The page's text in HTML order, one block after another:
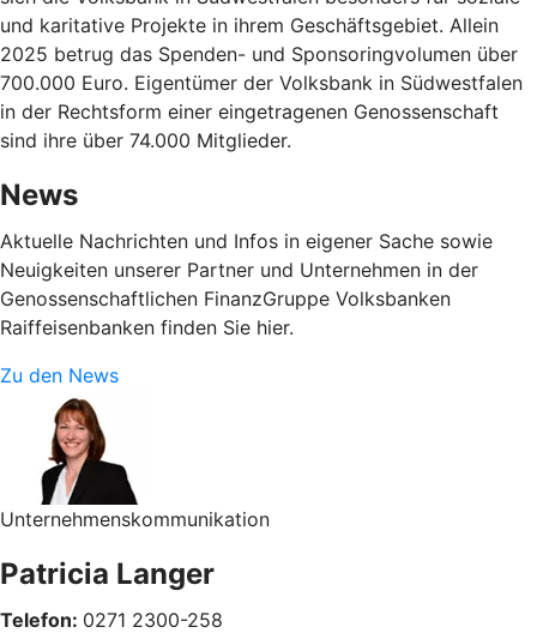
und karitative Projekte in ihrem Geschäftsgebiet. Allein
2025 betrug das Spenden- und Sponsoringvolumen über
700.000 Euro. Eigentümer der Volksbank in Südwestfalen
in der Rechtsform einer eingetragenen Genossenschaft
sind ihre über 74.000 Mitglieder.
News
Aktuelle Nachrichten und Infos in eigener Sache sowie
Neuigkeiten unserer Partner und Unternehmen in der
Genossenschaftlichen FinanzGruppe Volksbanken
Raiffeisenbanken finden Sie hier.
Zu den News
Unternehmenskommunikation
Patricia Langer
Telefon: 0271 2300-258